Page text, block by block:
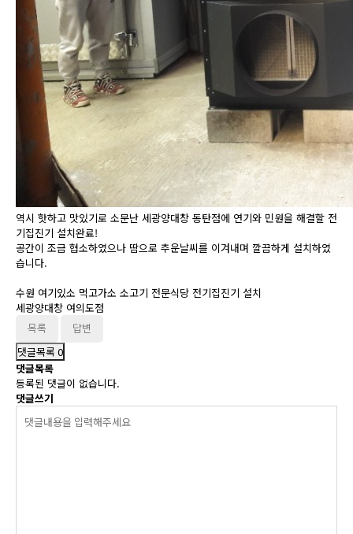
역시 핫하고 맛있기로 소문난 세광양대창 동탄점에 연기와 민원을 해결할 전
기집진기 설치완료!
공간이 조금 협소하였으나 땀으로 추운날씨를 이겨내며 깔끔하게 설치하였
습니다.
수원 여기있소 먹고가소 소고기 전문식당 전기집진기 설치
세광양대창 여의도점
목록 답변
댓글목록 0
댓글목록
등록된 댓글이 없습니다.
댓글쓰기